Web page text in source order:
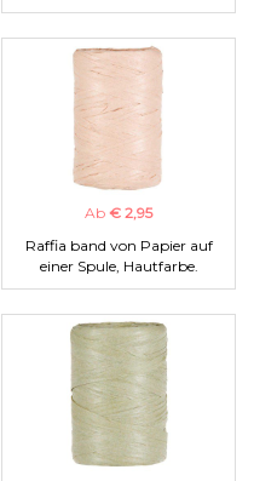
Ab € 2,95
Raffia band von Papier auf
einer Spule, Hautfarbe.